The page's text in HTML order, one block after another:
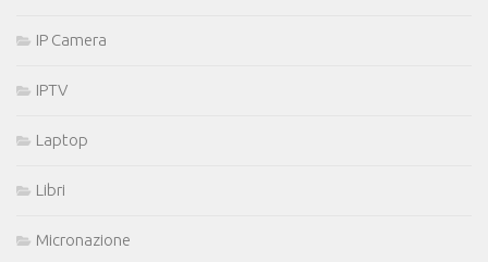
IP Camera
IPTV
Laptop
Libri
Micronazione